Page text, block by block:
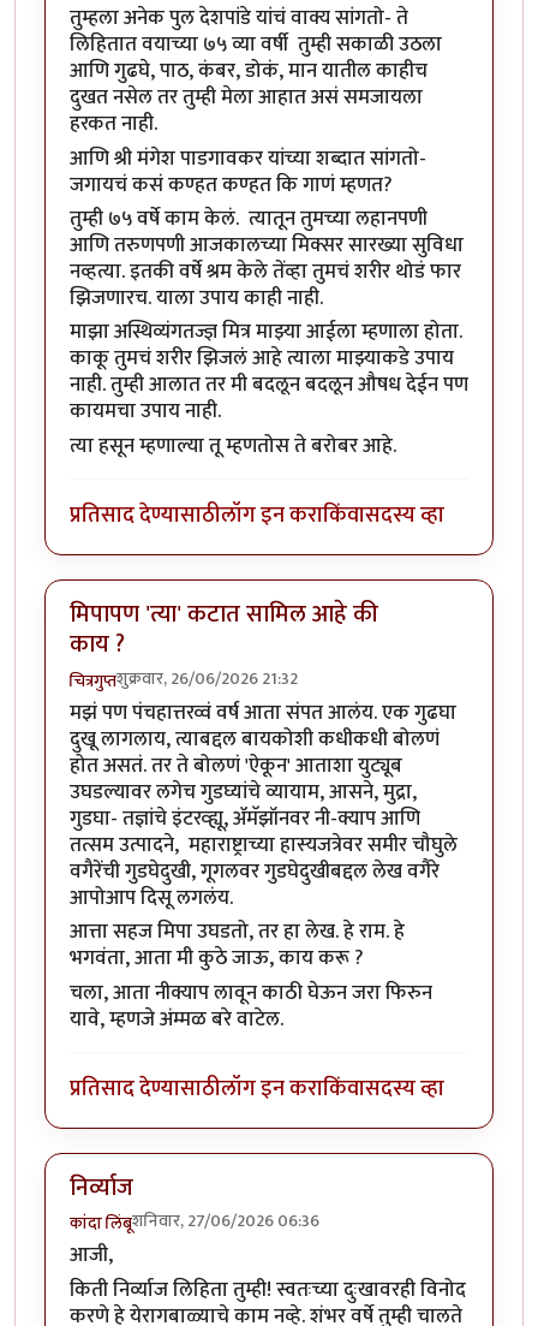
तुम्हला अनेक पुल देशपांडे यांचं वाक्य सांगतो- ते
लिहितात वयाच्या ७५ व्या वर्षी तुम्ही सकाळी उठला
आणि गुढघे, पाठ, कंबर, डोकं, मान यातील काहीच
दुखत नसेल तर तुम्ही मेला आहात असं समजायला
हरकत नाही.
आणि श्री मंगेश पाडगावकर यांच्या शब्दात सांगतो-
जगायचं कसं कण्हत कण्हत कि गाणं म्हणत?
तुम्ही ७५ वर्षे काम केलं. त्यातून तुमच्या लहानपणी
आणि तरुणपणी आजकालच्या मिक्सर सारख्या सुविधा
नव्हत्या. इतकी वर्षे श्रम केले तेंव्हा तुमचं शरीर थोडं फार
झिजणारच. याला उपाय काही नाही.
माझा अस्थिव्यंगतज्ज्ञ मित्र माझ्या आईला म्हणाला होता.
काकू तुमचं शरीर झिजलं आहे त्याला माझ्याकडे उपाय
नाही. तुम्ही आलात तर मी बदलून बदलून औषध देईन पण
कायमचा उपाय नाही.
त्या हसून म्हणाल्या तू म्हणतोस ते बरोबर आहे.
प्रतिसाद देण्यासाठीलॉग इन कराकिंवासदस्य व्हा
मिपापण 'त्या' कटात सामिल आहे की
काय ?
चित्रगुप्तशुक्रवार, 26/06/2026 21:32
मझं पण पंचहात्तरव्वं वर्ष आता संपत आलंय. एक गुढघा
दुखू लागलाय, त्याबद्दल बायकोशी कधीकधी बोलणं
होत असतं. तर ते बोलणं 'ऐकून' आताशा युट्यूब
उघडल्यावर लगेच गुडघ्यांचे व्यायाम, आसने, मुद्रा,
गुडघा- तज्ञांचे इंटरव्ह्यू, ॲमॅझॉनवर नी-क्याप आणि
तत्सम उत्पादने, महाराष्ट्राच्या हास्यजत्रेवर समीर चौघुले
वगैरेंची गुडघेदुखी, गूगलवर गुडघेदुखीबद्दल लेख वगैरे
आपोआप दिसू लगलंय.
आत्ता सहज मिपा उघडतो, तर हा लेख. हे राम. हे
भगवंता, आता मी कुठे जाऊ, काय करू ?
चला, आता नीक्याप लावून काठी घेऊन जरा फिरुन
यावे, म्हणजे अंम्मळ बरे वाटेल.
प्रतिसाद देण्यासाठीलॉग इन कराकिंवासदस्य व्हा
निर्व्याज
कांदा लिंबूशनिवार, 27/06/2026 06:36
आजी,
किती निर्व्याज लिहिता तुम्ही! स्वतःच्या दुःखावरही विनोद
करणे हे येरागबाळ्याचे काम नव्हे. शंभर वर्षे तुम्ही चालते